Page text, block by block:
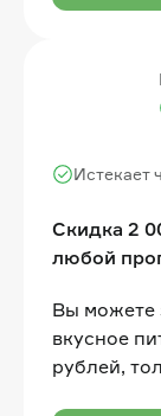
Скидка 2
любой
Истекает
Вы можете
вкусное
рублей,